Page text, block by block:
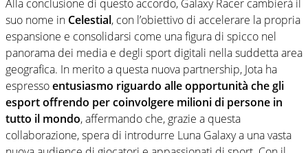
Alla conclusione di questo accordo, Galaxy Racer cambierà il
suo nome in Celestial, con l’obiettivo di accelerare la propria
espansione e consolidarsi come una figura di spicco nel
panorama dei media e degli sport digitali nella suddetta area
geografica. In merito a questa nuova partnership, Jota ha
espressoentusiasmo riguardo alle opportunità che gli
esport offrendo per coinvolgere milioni di persone in
tutto il mondo, affermando che, grazie a questa
collaborazione, spera di introdurre Luna Galaxy a una vasta